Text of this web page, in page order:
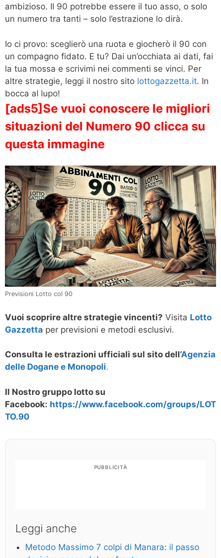
ambizioso. Il 90 potrebbe essere il tuo asso, o solo
un numero tra tanti – solo l’estrazione lo dirà.
Io ci provo: sceglierò una ruota e giocherò il 90 con
un compagno fidato. E tu? Dai un’occhiata ai dati, fai
la tua mossa e scrivimi nei commenti se vinci. Per
altre strategie, leggi il nostro sito lottogazzetta.it. In
bocca al lupo!
[ads5]Se vuoi conoscere le migliori
situazioni del Numero 90 clicca su
questa immagine
Previsioni Lotto col 90
Vuoi scoprire altre strategie vincenti? Visita Lotto
Gazzetta per previsioni e metodi esclusivi.
Consulta le estrazioni ufficiali sul sito dell’Agenzia
delle Dogane e Monopoli.
Il Nostro gruppo lotto su
Facebook: https://www.facebook.com/groups/LOT
TO.90
PUBBLICITÀ
Leggi anche
Metodo Massimo 7 colpi di Manara: il passo